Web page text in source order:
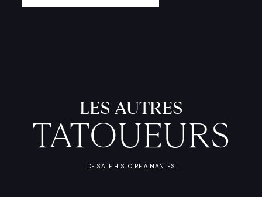
LES AUTRES
TATOUEURS
DE SALE HISTOIRE À NANTES